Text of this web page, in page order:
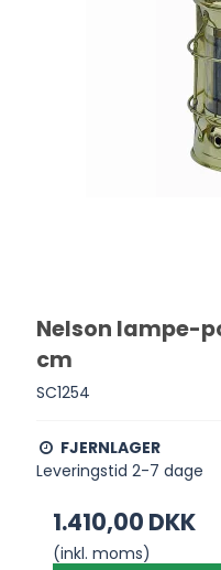
Nelson lampe-
cm
SC1254
FJERNLAGER
Leveringstid 2-7 dage
1.410,00 DKK
(inkl. moms)